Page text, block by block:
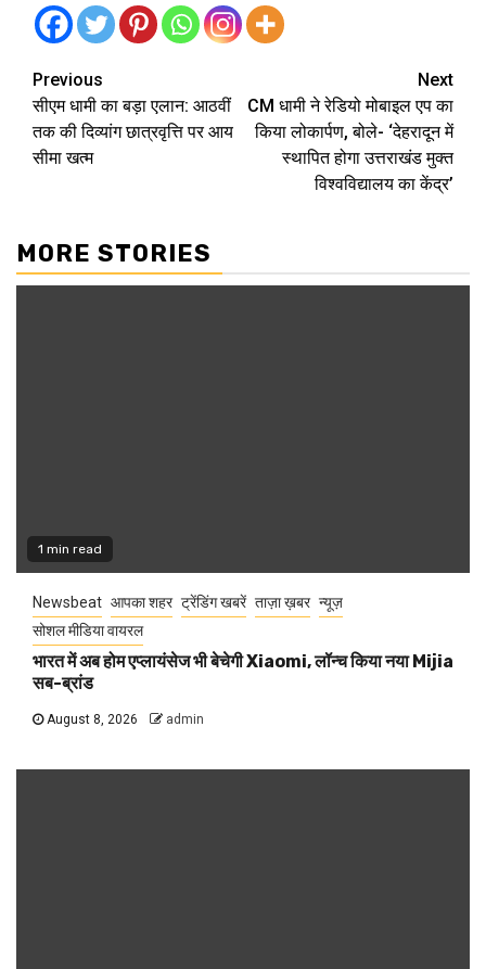
Continue
Reading
Previous
सीएम धामी का बड़ा एलान: आठवीं
तक की दिव्यांग छात्रवृत्ति पर आय
सीमा खत्म
Next
CM धामी ने रेडियो मोबाइल एप का
किया लोकार्पण, बोले- ‘देहरादून में
स्थापित होगा उत्तराखंड मुक्त
विश्वविद्यालय का केंद्र’
MORE STORIES
1 min read
Newsbeat आपका शहर ट्रेंडिंग खबरें ताज़ा ख़बर न्यूज़
सोशल मीडिया वायरल
भारत में अब होम एप्लायंसेज भी बेचेगी Xiaomi, लॉन्च किया नया Mijia
सब-ब्रांड
August 8, 2026 admin